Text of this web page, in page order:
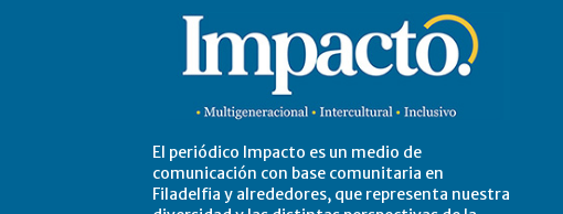
El periódico Impacto es un medio de
comunicación con base comunitaria en
Filadelfia y alrededores, que representa nuestra